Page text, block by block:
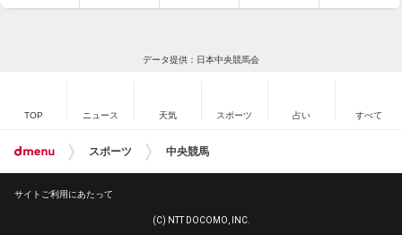
データ提供：日本中央競馬会
TOP ニュース 天気 スポーツ 占い すべて
スポーツ 中央競馬
サイトご利用にあたって
(C) NTT DOCOMO, INC.